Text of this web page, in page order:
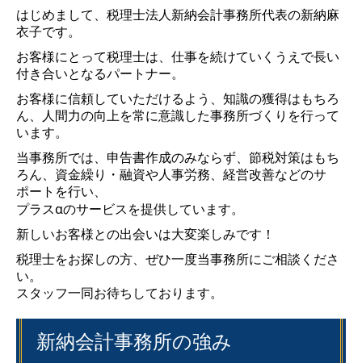
求人情報
はじめまして、税理士法人新納会計事務所代表の新納麻
衣子です。
お客様にとって税理士は、仕事を続けていくうえで長い
付き合いとなるパートナー。
お客様に信頼していただけるよう、知識の獲得はもちろ
ん、人間力の向上を常に意識した事務所づくりを行って
います。
当事務所では、申告書作成のみならず、節税対策はもち
ろん、資金繰り・融資や人事労務、経営改善などのサ
ポートを行い、
プラスαのサービスを提供しています。
新しいお客様との出会いは大変楽しみです！
税理士をお探しの方、ぜひ一度当事務所にご相談くださ
い。
スタッフ一同お待ちしております。
新納会計事務所の強み